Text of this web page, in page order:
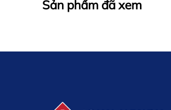
Sản phẩm đã xem